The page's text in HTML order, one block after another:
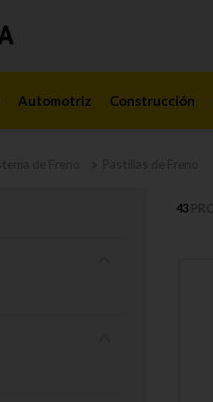
Automotriz Construcción
43